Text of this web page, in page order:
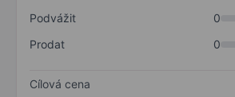
Podvážit
0
Prodat
0
Cílová cena